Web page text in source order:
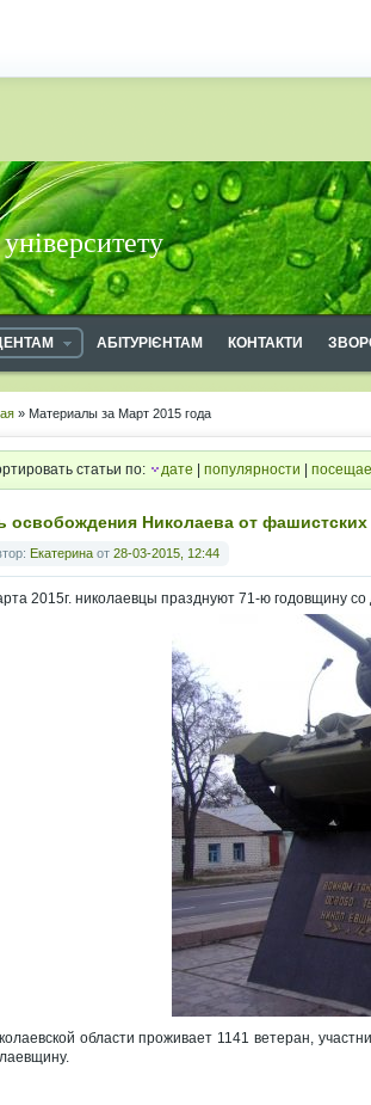
АБІТУРІЄНТАМ КОНТАКТИ
» Материалы за Март 2015 года
статьи по: дате популярности
освобождения Николаева от фашистских
Екатерина от 28-03-2015, 12:44
2015г. николаевцы празднуют 71-ю годовщину
области проживает 1141 ветеран,